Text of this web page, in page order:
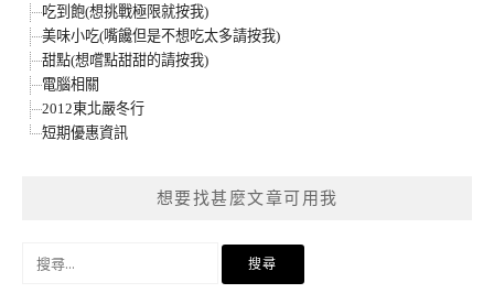
吃到飽(想挑戰極限就按我)
美味小吃(嘴饞但是不想吃太多請按我)
甜點(想嚐點甜甜的請按我)
電腦相關
2012東北嚴冬行
短期優惠資訊
想要找甚麼文章可用我